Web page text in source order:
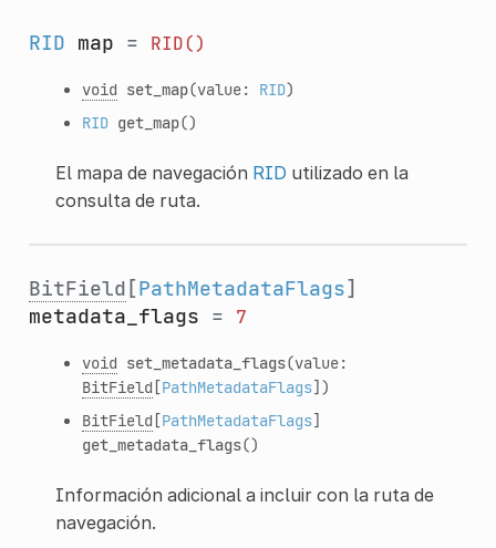
RID map = RID()
void set_map(value: RID)
RID get_map()
El mapa de navegación RID utilizado en la
consulta de ruta.
BitField [PathMetadataFlags]
metadata_flags = 7
void set_metadata_flags(value:
BitField [PathMetadataFlags])
BitField [PathMetadataFlags]
get_metadata_flags()
Información adicional a incluir con la ruta de
navegación.